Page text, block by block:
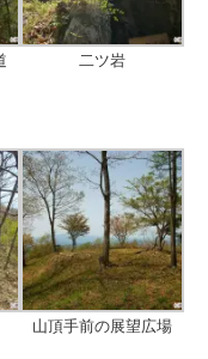
二ツ岩
山頂手前の展望広場